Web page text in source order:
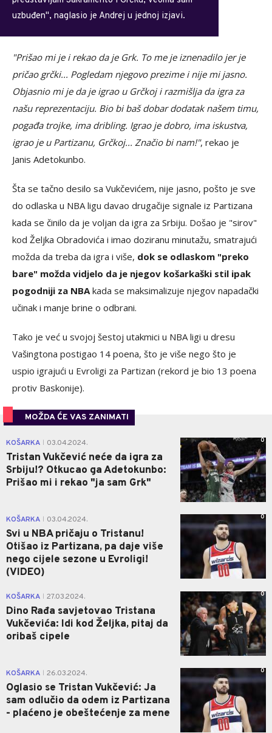
uzbuđen", naglasio je Andrej u jednoj izjavi.
"Prišao mi je i rekao da je Grk. To me je iznenadilo jer je
pričao grčki... Pogledam njegovo prezime i nije mi jasno.
Objasnio mi je da je igrao u Grčkoj i razmišlja da igra za
našu reprezentaciju. Bio bi baš dobar dodatak našem timu,
pogađa trojke, ima dribling. Igrao je dobro, ima iskustva,
igrao je u Partizanu, Grčkoj... Značio bi nam!", rekao je
Janis Adetokunbo.
Šta se tačno desilo sa Vukčevićem, nije jasno, pošto je sve
do odlaska u NBA ligu davao drugačije signale iz Partizana
kada se činilo da je voljan da igra za Srbiju. Došao je "sirov"
kod Željka Obradovića i imao doziranu minutažu, smatrajući
možda da treba da igra i više, dok se odlaskom "preko
bare" možda vidjelo da je njegov košarkaški stil ipak
pogodniji za NBAkada se maksimalizuje njegov napadački
učinak i manje brine o odbrani.
Tako je već u svojoj šestoj utakmici u NBA ligi u dresu
Vašingtona postigao 14 poena, što je više nego što je
uspio igrajući u Evroligi za Partizan (rekord je bio 13 poena
protiv Baskonije).
MOŽDA ĆE VAS ZANIMATI
KOŠARKA 03.04.2024.
Tristan Vukčević neće da igra za
Srbiju!? Otkucao ga Adetokunbo:
Prišao mi i rekao "ja sam Grk"
0
KOŠARKA 03.04.2024.
Svi u NBA pričaju o Tristanu!
Otišao iz Partizana, pa daje više
nego cijele sezone u Evroligi!
(VIDEO)
0
KOŠARKA 27.03.2024.
Dino Rađa savjetovao Tristana
Vukčevića: Idi kod Željka, pitaj da
oribaš cipele
0
KOŠARKA 26.03.2024.
Oglasio se Tristan Vukčević: Ja
sam odlučio da odem iz Partizana
- plaćeno je obeštećenje za mene
0